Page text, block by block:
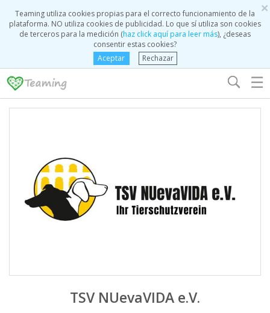
×
Teaming utiliza cookies propias para el correcto funcionamiento de la
plataforma. NO utiliza cookies de publicidad. Lo que sí utiliza son cookies
de terceros para la medición (haz click aquí para leer más), ¿deseas
consentir estas cookies?
Aceptar
Rechazar
☰
TSV NUevaVIDA e.V.